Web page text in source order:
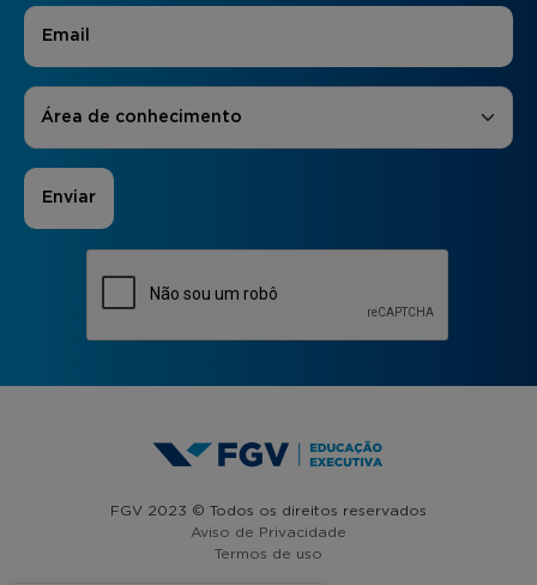
E-mail
Áreas de Interesse
Área de conhecimento
FGV 2023 © Todos os direitos reservados
Aviso de Privacidade
Termos de uso